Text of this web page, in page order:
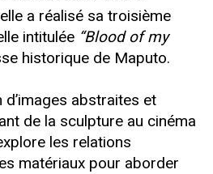
a réalisé sa troisième
intitulée “Blood of my
historique de Maputo.
abstraites et
de la sculpture au cinéma
les relations
matériaux pour aborder